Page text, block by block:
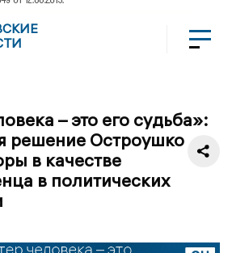
– это его судьба»:
решение Остроушко
в качестве
в политических